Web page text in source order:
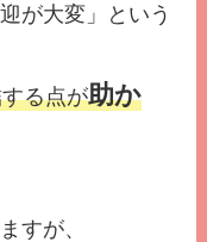
が大変」という
る点が助か
すが、